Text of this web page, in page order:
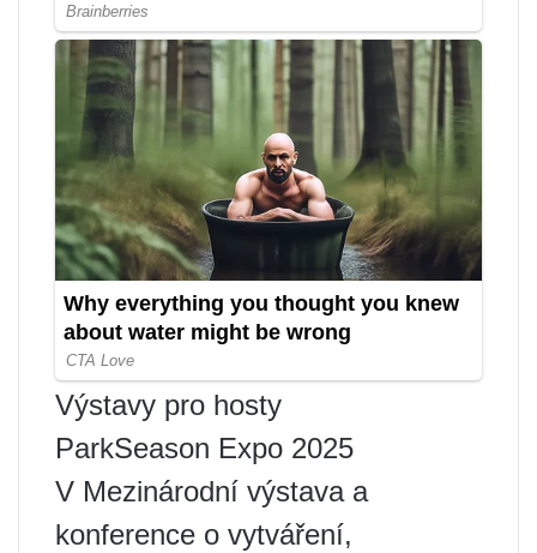
Výstavy pro hosty
ParkSeason Expo 2025
V Mezinárodní výstava a
konference o vytváření,